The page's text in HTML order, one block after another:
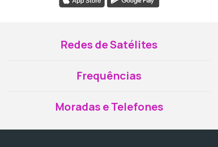
Redes de Satélites
Frequências
Moradas e Telefones